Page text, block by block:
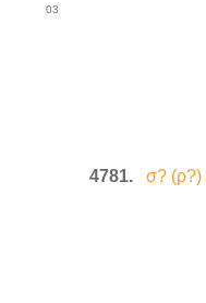
03
4781. σ?